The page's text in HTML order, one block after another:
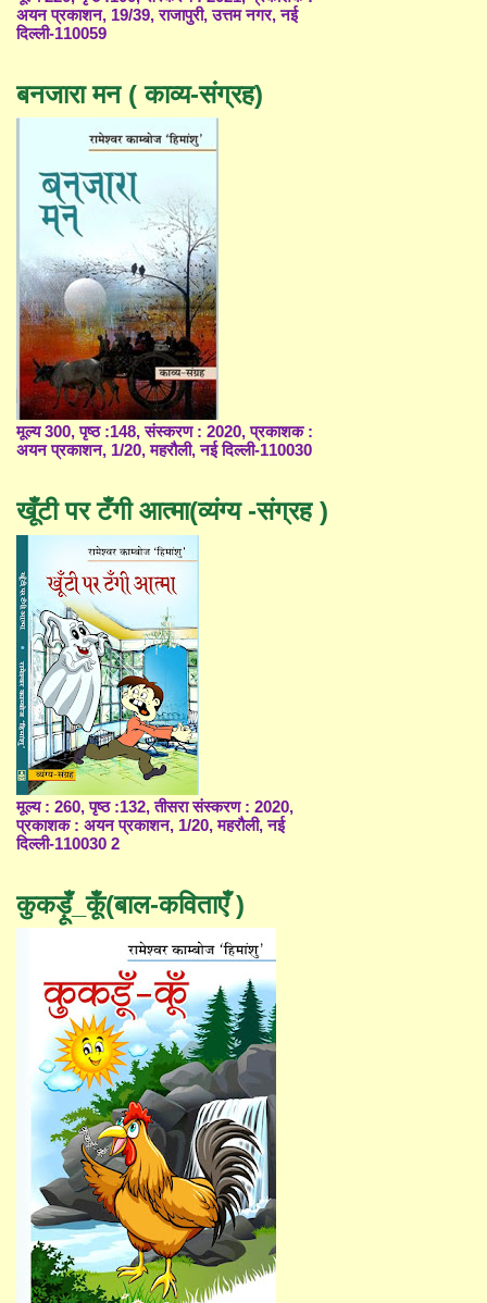
अयन प्रकाशन, 19/39, राजापुरी, उत्तम नगर, नई
दिल्ली-110059
बनजारा मन ( काव्य-संग्रह)
मूल्य 300, पृष्ठ :148, संस्करण : 2020, प्रकाशक :
अयन प्रकाशन, 1/20, महरौली, नई दिल्ली-110030
खूँटी पर टँगी आत्मा(व्यंग्य -संग्रह )
मूल्य : 260, पृष्ठ :132, तीसरा संस्करण : 2020,
प्रकाशक : अयन प्रकाशन, 1/20, महरौली, नई
दिल्ली-110030 2
कुकड़ूँ_कूँ(बाल-कविताएँ )